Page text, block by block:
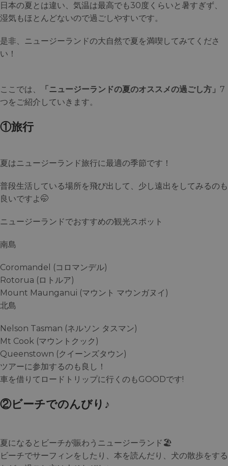
日本の夏とは違い、気温は最高でも30度くらいと暑すぎず、
湿気もほとんどないので過ごしやすいです。
是非、ニュージーランドの大自然で夏を満喫してみてくださ
い！
ここでは、 「ニュージーランドの夏のオススメの過ごし方」 7
つをご紹介していきます。
①旅行
夏はニュージーランド旅行に最適の季節です！
普段生活している場所を飛び出して、少し遠出をしてみるのも
良いですよ🤭
ニュージーランドでおすすめの観光スポット
南島
Coromandel (コロマンデル)
Rotorua (ロトルア)
Mount Maunganui (マウント マウンガヌイ)
北島
Nelson Tasman (ネルソン タスマン)
Mt Cook (マウントクック)
Queenstown (クイーンズタウン)
ツアーに参加するのも良し！
車を借りてロードトリップに行くのもGOODです!
②ビーチでのんびり♪
夏になるとビーチが賑わうニュージーランド🏖
ビーチでサーフィンをしたり、本を読んだり、犬の散歩をする